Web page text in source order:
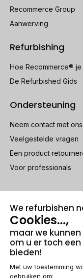
Recommerce Group
Aanwerving
Refurbishing
Hoe Recommerce®
De Refurbished Gids
Ondersteuning
Neem contact met
Veelgestelde vragen
Een product
Voor professionals
100%
Wettelijke